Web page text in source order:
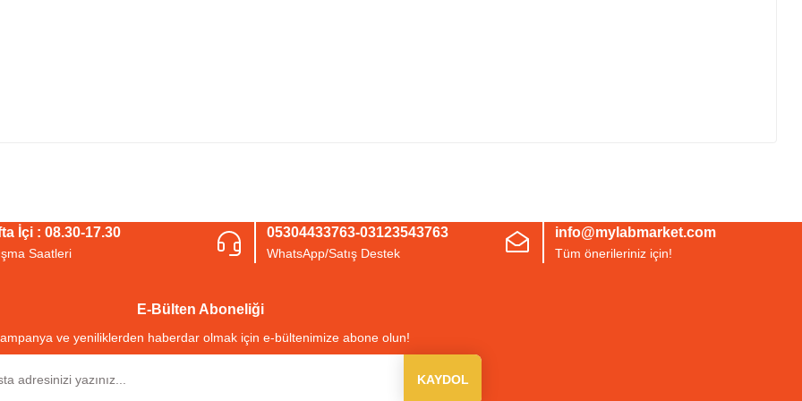
İçi : 08.30-17.30
Saatleri
05304433763-03123543763
WhatsApp/Satış Destek
info@mylabmarket.com
Tüm önerileriniz için!
E-Bülten Aboneliği
ve yeniliklerden haberdar olmak için e-bültenimize abone olun!
KAYDOL